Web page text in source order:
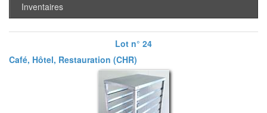
Inventaires
Lot n° 24
Café, Hôtel, Restauration (CHR)